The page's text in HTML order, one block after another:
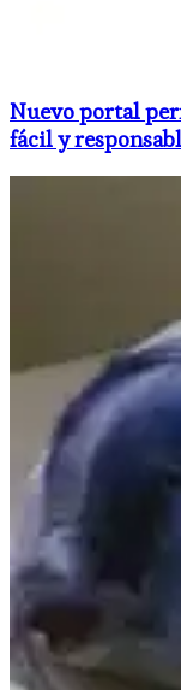
Nuevo portal
fácil y